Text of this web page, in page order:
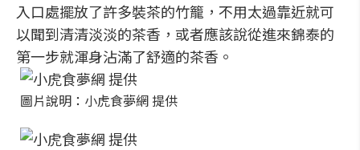
入口處擺放了許多裝茶的竹籠，不用太過靠近就可
以聞到清清淡淡的茶香，或者應該說從進來錦泰的
第一步就渾身沾滿了舒適的茶香。
圖片說明：小虎食夢網 提供